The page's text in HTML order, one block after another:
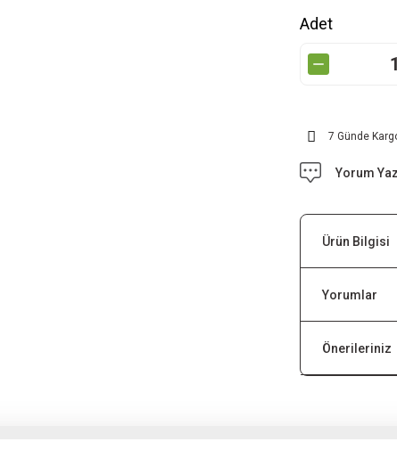
Adet
7 Günde
Yorum Yaz
Ürün Bilgisi
Yorumlar
Önerileriniz